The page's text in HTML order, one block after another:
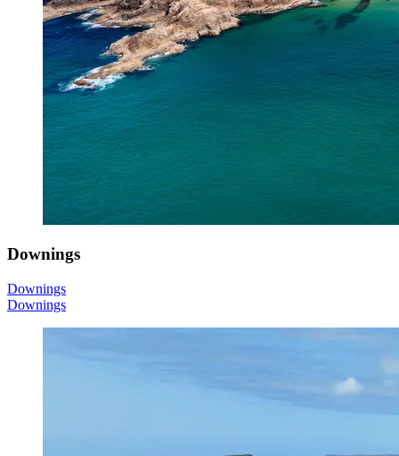
Downings
Downings
Downings